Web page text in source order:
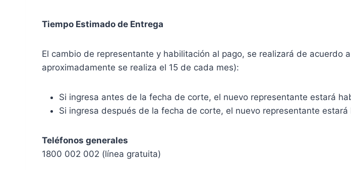
Tiempo Estimado de Entrega
El cambio de representante y habilitación al pago, se realizará de acuerdo
aproximadamente se realiza el 15 de cada mes):
Si ingresa antes de la fecha de corte, el nuevo representante estará
Si ingresa después de la fecha de corte, el nuevo representante
Teléfonos generales
1800 002 002 (línea gratuita)